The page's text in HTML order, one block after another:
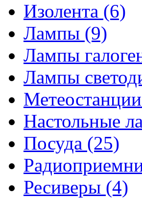
Изолента (6)
Лампы (9)
Лампы
Лампы
Метеостанции
Настольные
Посуда (25)
Ресиверы (4)